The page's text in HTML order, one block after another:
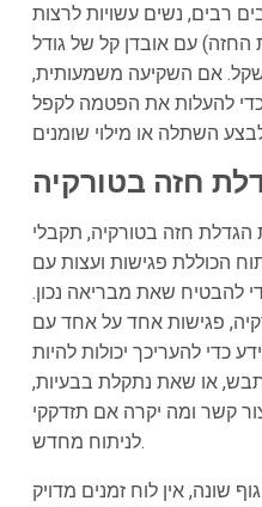
רבים, נשים עשויות לרצות
החזה) עם אובדן קל של גודל
אם השקיעה משמעותית,
להעלות את הפטמה לקפל
חזה בטורקיה
חזה בטורקיה, תקבלי
הכוללת פגישות ועצות עם
להבטיח שאת מבריאה נכון.
פגישות אחד על אחד עם
כדי להעריכך יכולות להיות
או שאת נתקלת בבעיות,
קשר ומה יקרה אם תזדקקי
לניתוח מחדש.
שונה, אין לוח זמנים מדויק